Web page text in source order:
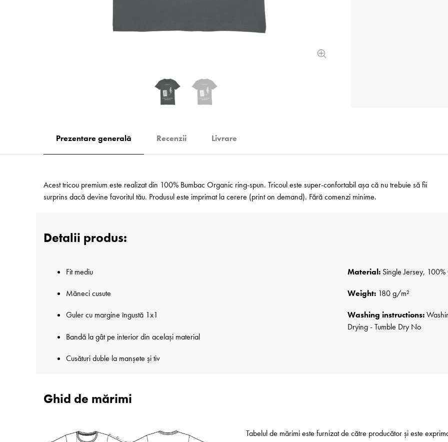
Prezentare generală Recenzii Livrare
Acest tricou premium este realizat din 100% Bumbac Organic ring-spun. Tricoul este super-confortabil așa că nu trebuie să fii
surprins dacă devine favoritul tău. Produsul este imprimat la cerere (print on demand). Fără comenzi minime.
Detalii produs:
Fit mediu
Măneci cusute
Guler cu margine îngustă 1x1
Bandă la gât pe interior din același material
Cusături duble la manșete și tiv
Material:Single Jersey, 100%
Weight:180 g/m²
Washing instructions:
Drying - Tumble Dry No
Ghid de mărimi
Tabelul de mărimi este furnizat de către producător și este